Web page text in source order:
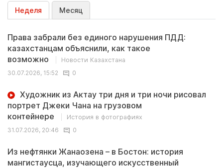
Неделя Месяц
Права забрали без единого нарушения ПДД:
казахстанцам объяснили, как такое
возможно
Новости Казахстана
30.07.2026, 15:52
0
Художник из Актау три дня и три ночи рисовал
портрет Джеки Чана на грузовом
контейнере
История в фотографиях
31.07.2026, 20:46
0
Из нефтянки Жанаозена – в Бостон: история
мангистаусца, изучающего искусственный